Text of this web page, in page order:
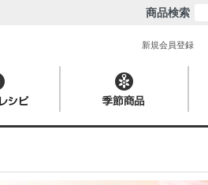
商品検索
新規会員登録